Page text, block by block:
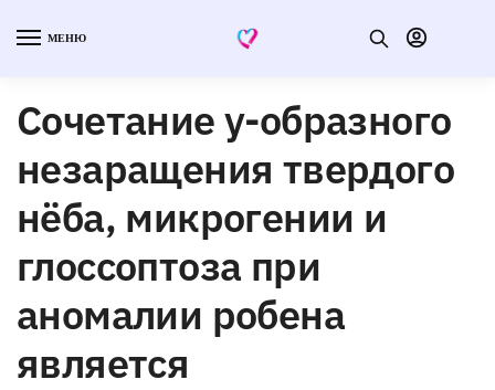
МЕНЮ
Сочетание y-образного
незаращения твердого
нёба, микрогении и
глоссоптоза при
аномалии робена
является